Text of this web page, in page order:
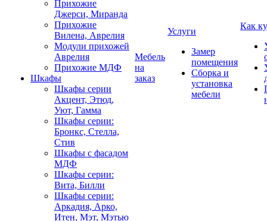
Прихожие
Джерси, Миранда
Прихожие
Вилена, Аврелия
Модули прихожей
Аврелия
Прихожие МДФ
Шкафы
Шкафы серии
Акцент, Этюд,
Уют, Гамма
Шкафы серии:
Бронкс, Стелла,
Стив
Шкафы с фасадом
МДФ
Шкафы серии:
Вита, Билли
Шкафы серии:
Аркадия, Арко,
Итен, Мэт, Мэтью
Мебель
на
заказ
Услуги
Замер
помещения
Сборка и
установка
мебели
Как